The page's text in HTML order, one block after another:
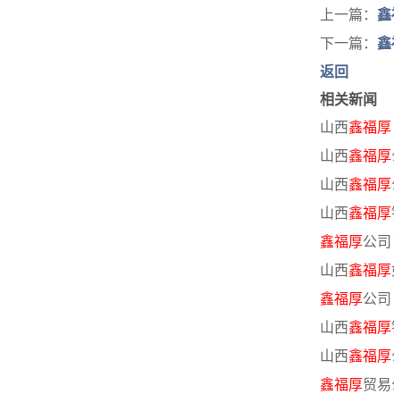
上一篇： 鑫
下一篇： 鑫
返回
相关新闻
山西鑫福厚
山西鑫福厚
山西鑫福厚
山西鑫福厚
鑫福厚公
山西鑫福厚
鑫福厚公
山西鑫福厚
山西鑫福厚
鑫福厚贸